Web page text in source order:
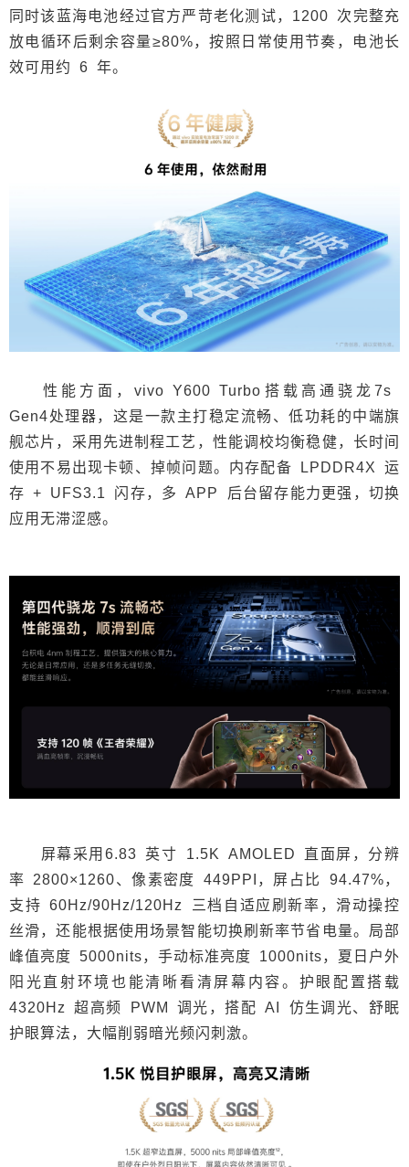
同时该蓝海电池经过官方严苛老化测试，1200 次完整充
放电循环后剩余容量≥80%，按照日常使用节奏，电池长
效可用约 6 年。
性能方面，vivo Y600 Turbo搭载高通骁龙7s
Gen4处理器，这是一款主打稳定流畅、低功耗的中端旗
舰芯片，采用先进制程工艺，性能调校均衡稳健，长时间
使用不易出现卡顿、掉帧问题。内存配备 LPDDR4X 运
存 + UFS3.1 闪存，多 APP 后台留存能力更强，切换
应用无滞涩感。
屏幕采用6.83 英寸 1.5K AMOLED 直面屏，分辨
率 2800×1260、像素密度 449PPI，屏占比 94.47%，
支持 60Hz/90Hz/120Hz 三档自适应刷新率，滑动操控
丝滑，还能根据使用场景智能切换刷新率节省电量。局部
峰值亮度 5000nits，手动标准亮度 1000nits，夏日户外
阳光直射环境也能清晰看清屏幕内容。护眼配置搭载
4320Hz 超高频 PWM 调光，搭配 AI 仿生调光、舒眠
护眼算法，大幅削弱暗光频闪刺激。